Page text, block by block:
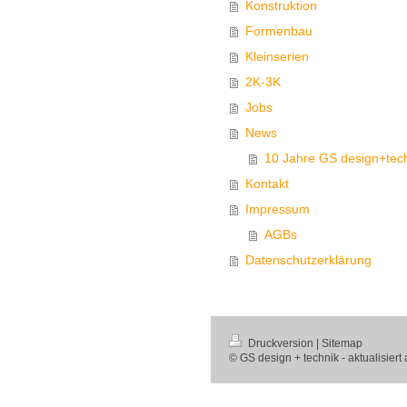
Konstruktion
Formenbau
Kleinserien
2K-3K
Jobs
News
10 Jahre GS
Kontakt
Impressum
AGBs
Datenschutzerklärung
Druckversion
Sitemap
© GS design + technik - aktualisiert